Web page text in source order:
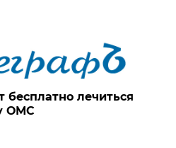
бесплатно лечиться
ОМС